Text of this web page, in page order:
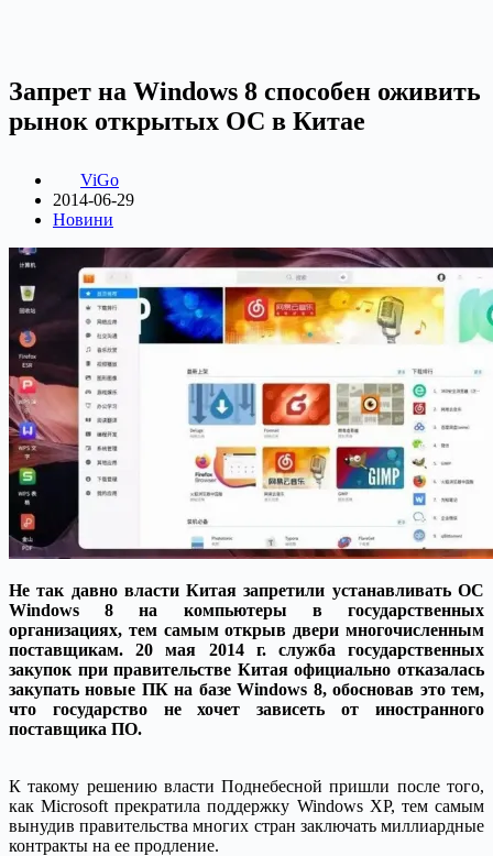
Запрет на Windows 8 способен оживить
рынок открытых ОС в Китае
ViGo
2014-06-29
Новини
Не так давно власти Китая запретили устанавливать ОС
Windows 8 на компьютеры в государственных
организациях, тем самым открыв двери многочисленным
поставщикам. 20 мая 2014 г. служба государственных
закупок при правительстве Китая официально отказалась
закупать новые ПК на базе Windows 8, обосновав это тем,
что государство не хочет зависеть от иностранного
поставщика ПО.
К такому решению власти Поднебесной пришли после того,
как Microsoft прекратила поддержку Windows XP, тем самым
вынудив правительства многих стран заключать миллиардные
контракты на ее продление.